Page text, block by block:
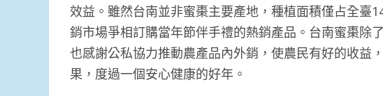
效益。雖然台南並非蜜棗主要產地，種植面積僅占全臺
銷市場爭相訂購當年節伴手禮的熱銷產品。台南蜜棗除
也感謝公私協力推動農產品內外銷，使農民有好的收益
果，度過一個安心健康的好年。